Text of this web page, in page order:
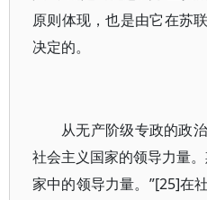
原则体现，也是由它在苏
决定的。
从无产阶级专政的政
社会主义国家的领导力量
家中的领导力量。”[25]在